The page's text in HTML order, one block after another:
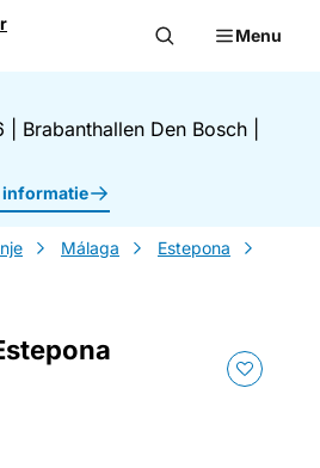
Menu
Brabanthallen Den Bosch
informatie
Málaga
Estepona